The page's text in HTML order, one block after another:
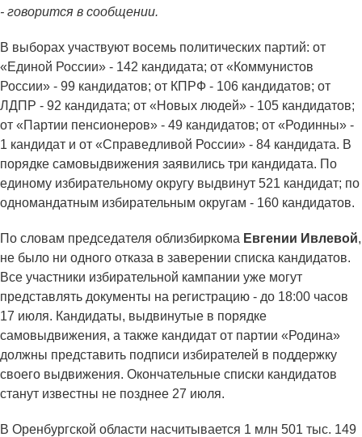
- говорится в сообщении.
В выборах участвуют восемь политических партий: от
«Единой России» - 142 кандидата; от «Коммунистов
России» - 99 кандидатов; от КПРФ - 106 кандидатов; от
ЛДПР - 92 кандидата; от «Новых людей» - 105 кандидатов;
от «Партии пенсионеров» - 49 кандидатов; от «Родинны» -
1 кандидат и от «Справедливой России» - 84 кандидата. В
порядке самовыдвижения заявились три кандидата. По
единому избирательному округу выдвинут 521 кандидат; по
одномандатным избирательным округам - 160 кандидатов.
По словам председателя облизбиркома Евгении Ивлевой,
не было ни одного отказа в заверении списка кандидатов.
Все участники избирательной кампании уже могут
представлять документы на регистрацию - до 18:00 часов
17 июля. Кандидаты, выдвинутые в порядке
самовыдвижения, а также кандидат от партии «Родина»
должны представить подписи избирателей в поддержку
своего выдвижения. Окончательные списки кандидатов
станут известны не позднее 27 июля.
В Оренбургской области насчитывается 1 млн 501 тыс. 149